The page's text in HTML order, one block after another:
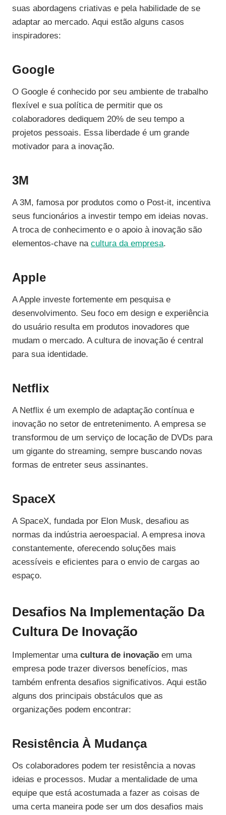
suas abordagens criativas e pela habilidade de se
adaptar ao mercado. Aqui estão alguns casos
inspiradores:
Google
O Google é conhecido por seu ambiente de trabalho
flexível e sua política de permitir que os
colaboradores dediquem 20% de seu tempo a
projetos pessoais. Essa liberdade é um grande
motivador para a inovação.
3M
A 3M, famosa por produtos como o Post-it, incentiva
seus funcionários a investir tempo em ideias novas.
A troca de conhecimento e o apoio à inovação são
elementos-chave na cultura da empresa.
Apple
A Apple investe fortemente em pesquisa e
desenvolvimento. Seu foco em design e experiência
do usuário resulta em produtos inovadores que
mudam o mercado. A cultura de inovação é central
para sua identidade.
Netflix
A Netflix é um exemplo de adaptação contínua e
inovação no setor de entretenimento. A empresa se
transformou de um serviço de locação de DVDs para
um gigante do streaming, sempre buscando novas
formas de entreter seus assinantes.
SpaceX
A SpaceX, fundada por Elon Musk, desafiou as
normas da indústria aeroespacial. A empresa inova
constantemente, oferecendo soluções mais
acessíveis e eficientes para o envio de cargas ao
espaço.
Desafios Na Implementação Da
Cultura De Inovação
Implementar uma cultura de inovação em uma
empresa pode trazer diversos benefícios, mas
também enfrenta desafios significativos. Aqui estão
alguns dos principais obstáculos que as
organizações podem encontrar:
Resistência À Mudança
Os colaboradores podem ter resistência a novas
ideias e processos. Mudar a mentalidade de uma
equipe que está acostumada a fazer as coisas de
uma certa maneira pode ser um dos desafios mais